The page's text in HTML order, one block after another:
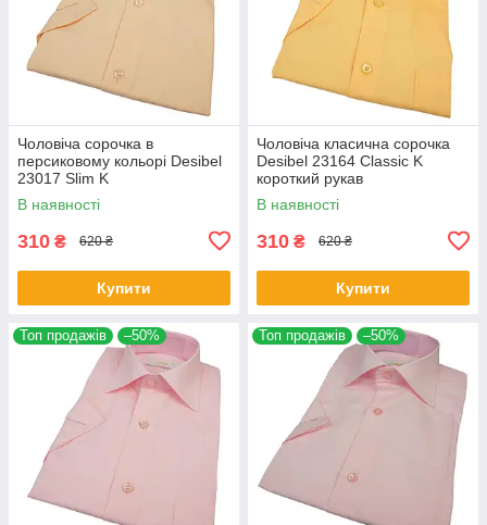
Чоловіча сорочка в
персиковому кольорі Desibel
23017 Slim K
В наявності
310 ₴ 620 ₴
Купити
Чоловіча класична сорочка
Desibel 23164 Classic K
короткий рукав
В наявності
310 ₴ 620 ₴
Купити
Топ продажів –50% Топ продажів –50%